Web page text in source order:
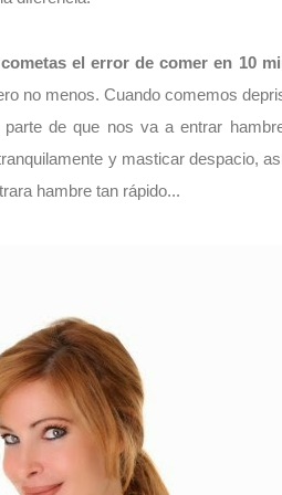
el error de comer en 10
no menos. Cuando comemos
de que nos va a entrar
y masticar despacio,
hambre tan rápido...